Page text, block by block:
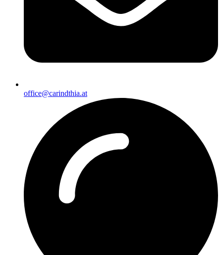
office@carindthia.at